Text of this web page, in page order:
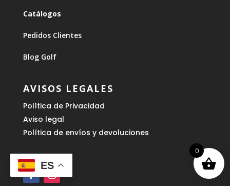
Catálogos
Pedidos Clientes
Blog Golf
AVISOS LEGALES
Política de Privacidad
Aviso legal
Política de envíos y devoluciones
ES
0